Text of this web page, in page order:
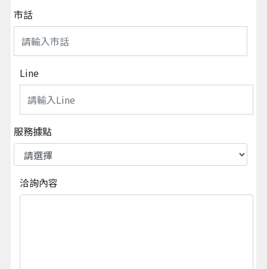
市話
Line
服務據點
洽詢內容